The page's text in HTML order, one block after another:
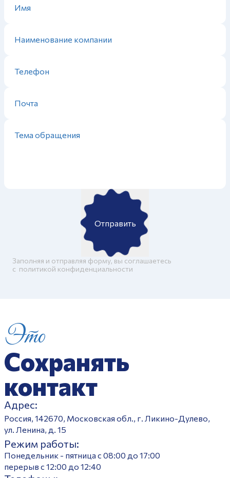
Отправить
Заполняя и отправляя форму, вы соглашаетесь
c политикой конфиденциальности
Это
Сохранять
контакт
Адрес:
Россия, 142670, Московская обл., г. Ликино-Дулево,
ул. Ленина, д. 15
Режим работы:
Понедельник - пятница с 08:00 до 17:00
перерыв с 12:00 до 12:40